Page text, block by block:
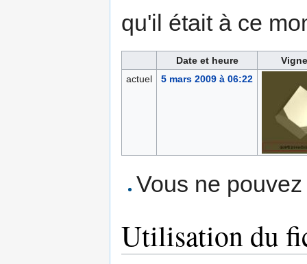
qu'il était à ce
Date et heure
actuel
5 mars 2009 à 06:22
Vous ne
Utilisation du